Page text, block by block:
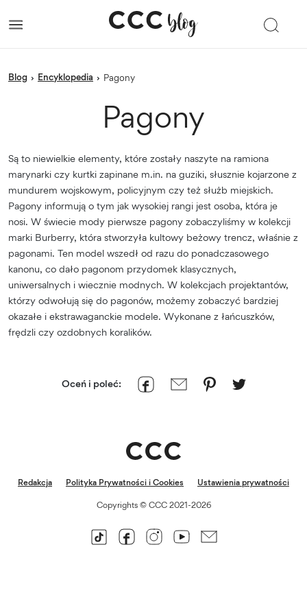
blog › Encyklopedia › Pagony
Pagony
Są to niewielkie elementy, które zostały naszyte na ramiona
marynarki czy kurtki zapinane m.in. na guziki, słusznie kojarzone z
mundurem wojskowym, policyjnym czy też służb miejskich.
Pagony informują o tym jak wysokiej rangi jest osoba, która je
nosi. W świecie mody pierwsze pagony zobaczyliśmy w kolekcji
marki Burberry, która stworzyła kultowy beżowy trencz, właśnie z
pagonami. Ten model wszedł od razu do ponadczasowego
kanonu, co dało pagonom przydomek klasycznych,
uniwersalnych i wiecznie modnych. W kolekcjach projektantów,
którzy odwołują się do pagonów, możemy zobaczyć bardziej
okazałe i ekstrawaganckie modele. Wykonane z łańcuszków,
frędzli czy ozdobnych koralików.
Oceń i poleć:
Redakcja Polityka Prywatności i Cookies Ustawienia prywatności
Copyrights © CCC 2021-2026